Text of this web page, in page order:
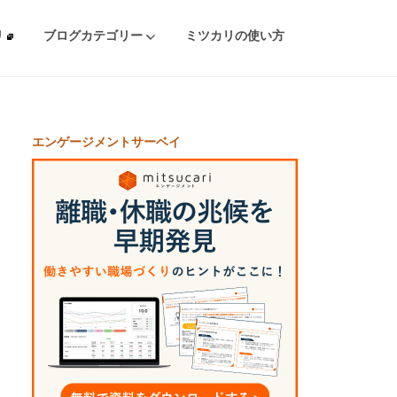
ブログカテゴリー ミツカリの使い方
エンゲージメントサーベイ